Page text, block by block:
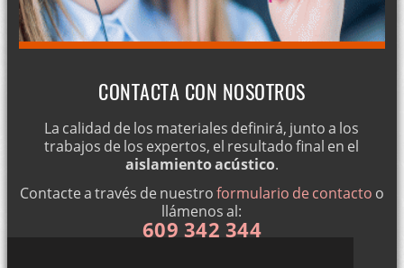
CONTACTA CON NOSOTROS
La calidad de los materiales definirá, junto a los
trabajos de los expertos, el resultado final en el
aislamiento acústico.
Contacte a través de nuestroformulario de contacto o
llámenos al:
609 342 344